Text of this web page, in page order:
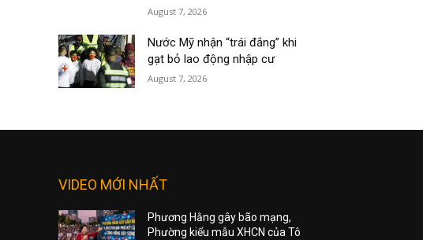
August 7, 2026
Nước Mỹ nhận “trái đắng” khi
gạt bỏ lao động nhập cư
August 7, 2026
VIDEO MỚI NHẤT
Phương Hằng gây bão mạng,
Phường kiểu mẫu XHCN của Tô